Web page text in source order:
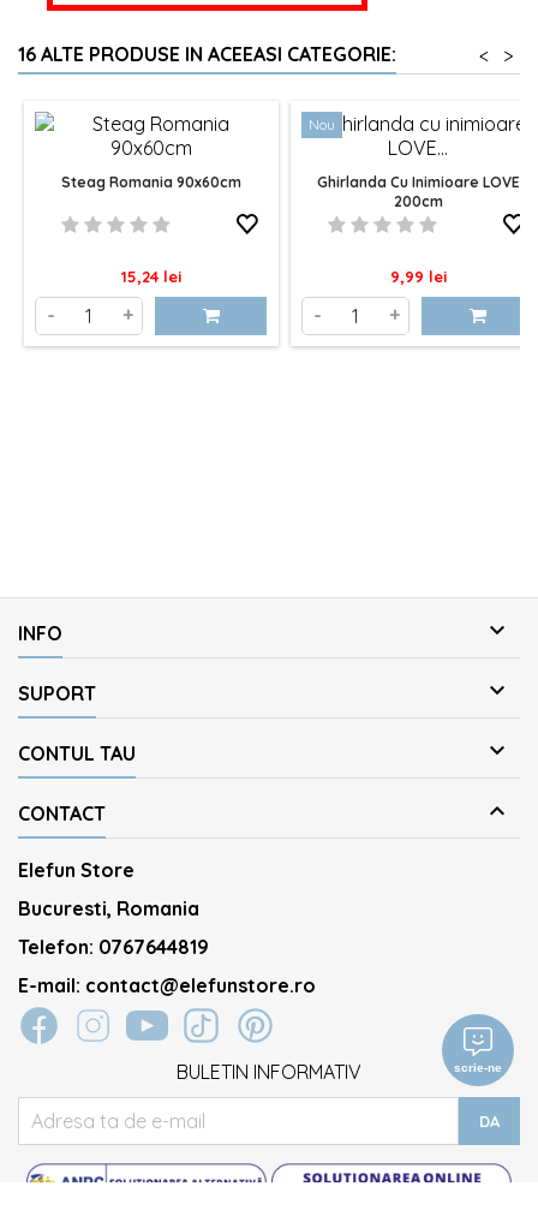
16 ALTE PRODUSE IN ACEEASI CATEGORIE: >
<
Steag Romania 90x60cm
Pret
15,24 lei
- +
Nou
Ghirlanda Cu Inimioare LOVE
200cm
Pret
9,99 lei
- +
INFO 
SUPORT 
CONTUL TAU 
CONTACT 
Elefun Store
Bucuresti, Romania
Telefon: 0767644819
E-mail: contact@elefunstore.ro
scrie-ne
BULETIN INFORMATIV